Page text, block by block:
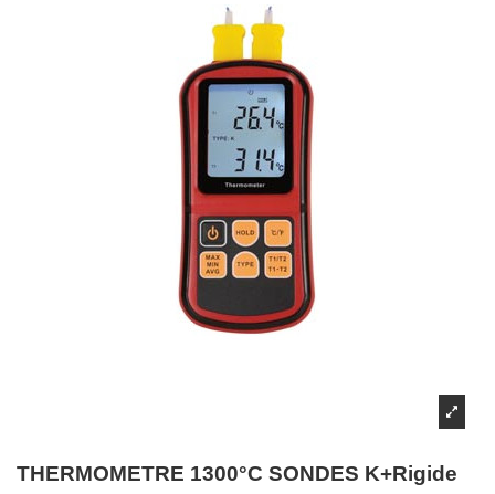
THERMOMETRE 1300°C SONDES K+Rigide